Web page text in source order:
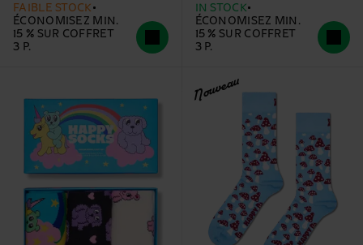
FAIBLE STOCK
ÉCONOMISEZ MIN.
15 % SUR COFFRET
3 P.
IN STOCK
ÉCONOMISEZ MIN.
15 % SUR COFFRET
3 P.
Nouveau